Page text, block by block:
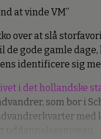
at vinde VM”
over at slå
de gode gamle
identificere sig
i det hollandske
som bor i